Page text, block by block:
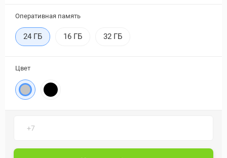
Оперативная память
24 ГБ 16 ГБ 32 ГБ
Цвет